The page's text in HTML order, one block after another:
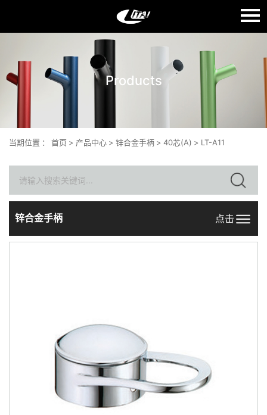
语言： English
产品中心
质量生产
联系我们
Products
当期位置 ： 首页 > 产品中心 > 锌合金手柄 > 40芯(A) > LT-A11
锌合金手柄 点击